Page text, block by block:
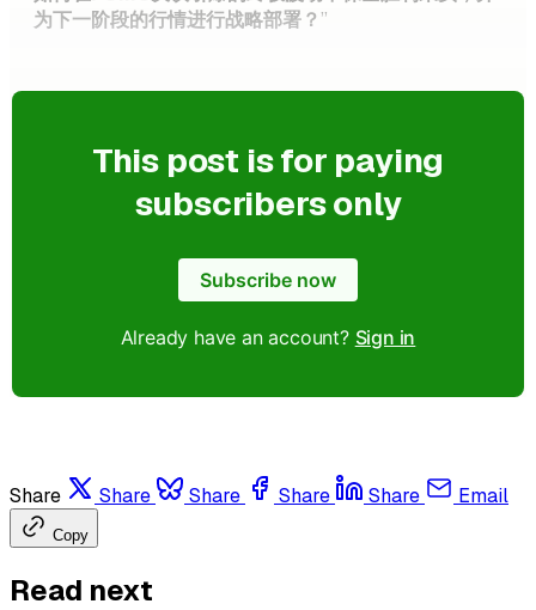
为下一阶段的行情进行战略部署？ ”
This post is for paying
subscribers only
Subscribe now
Already have an account? Sign in
Share Share Share Share Share Email
Copy
Read next